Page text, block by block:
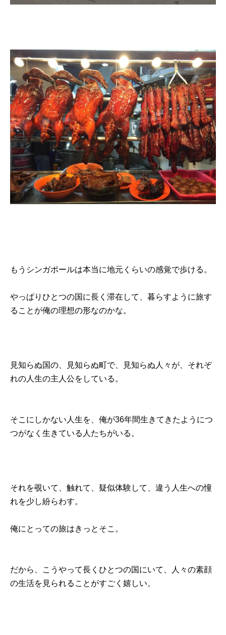
もうシンガポールは本当に地元くらいの感覚で歩ける。
やっぱりひとつの国に長く滞在して、暮らすように旅す
ることが俺の理想の形なのかな。
見知らぬ国の、見知らぬ町で、見知らぬ人々が、それぞ
れの人生の主人公をしている。
そこにしかない人生を、俺が36年間生きてきたようにつ
つがなく生きている人たちがいる。
それを覗いて、触れて、疑似体験して、違う人生への憧
れを少し紛らわす。
俺にとっての旅はきっとそこ。
だから、こうやって長くひとつの国にいて、人々の素顔
の生活を見られることがすごく嬉しい。